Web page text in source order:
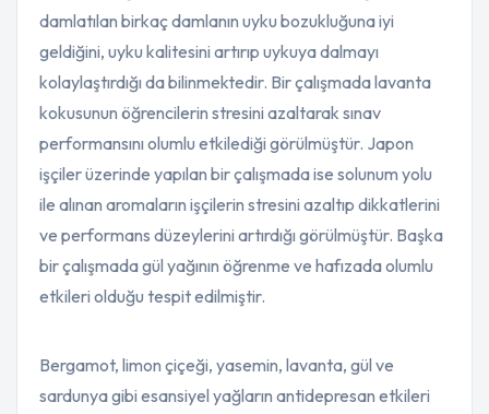
damlatılan birkaç damlanın uyku bozukluğuna iyi
geldiğini, uyku kalitesini artırıp uykuya dalmayı
kolaylaştırdığı da bilinmektedir. Bir çalışmada lavanta
kokusunun öğrencilerin stresini azaltarak sınav
performansını olumlu etkilediği görülmüştür. Japon
işçiler üzerinde yapılan bir çalışmada ise solunum yolu
ile alınan aromaların işçilerin stresini azaltıp dikkatlerini
ve performans düzeylerini artırdığı görülmüştür. Başka
bir çalışmada gül yağının öğrenme ve hafızada olumlu
etkileri olduğu tespit edilmiştir.
Bergamot, limon çiçeği, yasemin, lavanta, gül ve
sardunya gibi esansiyel yağların antidepresan etkileri